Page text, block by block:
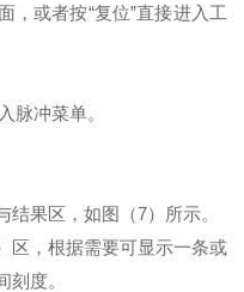
，或者按“复位”直接进入工
脉冲菜单。
果区，如图（7）所示。
区，根据需要可显示一条或
度。